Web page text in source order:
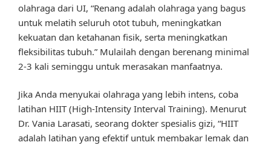
olahraga dari UI, “Renang adalah olahraga yang bagus
untuk melatih seluruh otot tubuh, meningkatkan
kekuatan dan ketahanan fisik, serta meningkatkan
fleksibilitas tubuh.” Mulailah dengan berenang minimal
2-3 kali seminggu untuk merasakan manfaatnya.
Jika Anda menyukai olahraga yang lebih intens, coba
latihan HIIT (High-Intensity Interval Training). Menurut
Dr. Vania Larasati, seorang dokter spesialis gizi, “HIIT
adalah latihan yang efektif untuk membakar lemak dan